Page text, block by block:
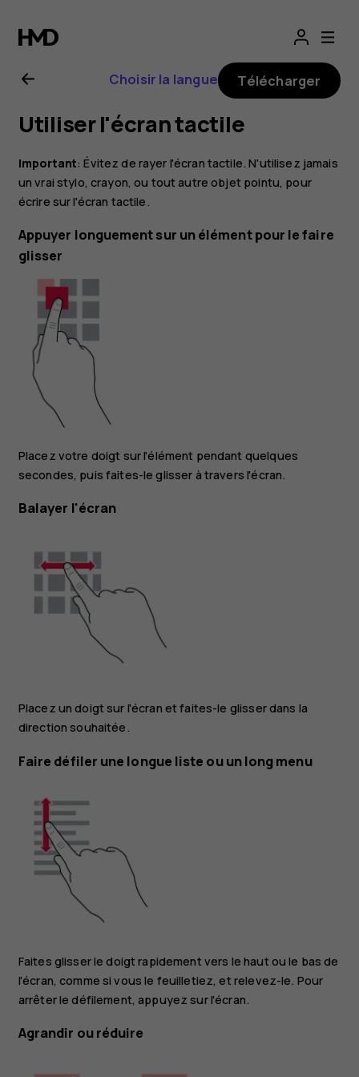
Guide
de
l'utilisateur
Nokia
G22
Choisir la langue Télécharger
Utiliser l'écran tactile
Important: Évitez de rayer l'écran tactile. N'utilisez jamais
un vrai stylo, crayon, ou tout autre objet pointu, pour
écrire sur l'écran tactile.
Appuyer longuement sur un élément pour le faire
glisser
Placez votre doigt sur l'élément pendant quelques
secondes, puis faites-le glisser à travers l'écran.
Balayer l'écran
Placez un doigt sur l'écran et faites-le glisser dans la
direction souhaitée.
Faire défiler une longue liste ou un long menu
Faites glisser le doigt rapidement vers le haut ou le bas de
l'écran, comme si vous le feuilletiez, et relevez-le. Pour
arrêter le défilement, appuyez sur l'écran.
Agrandir ou réduire